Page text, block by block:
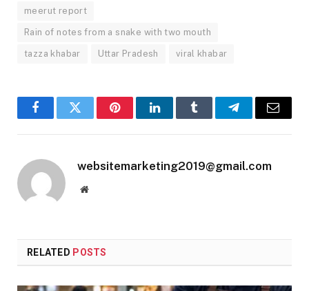
meerut report
Rain of notes from a snake with two mouth
tazza khabar Uttar Pradesh viral khabar
FacebookTwitter PinterestLinkedInTumblr TelegramEmail
websitemarketing2019@gmail.com
Website
RELATED POSTS